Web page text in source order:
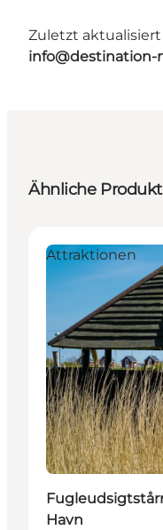
Zuletzt aktualisiert
info@destination-
Ähnliche
Attraktionen
Havn